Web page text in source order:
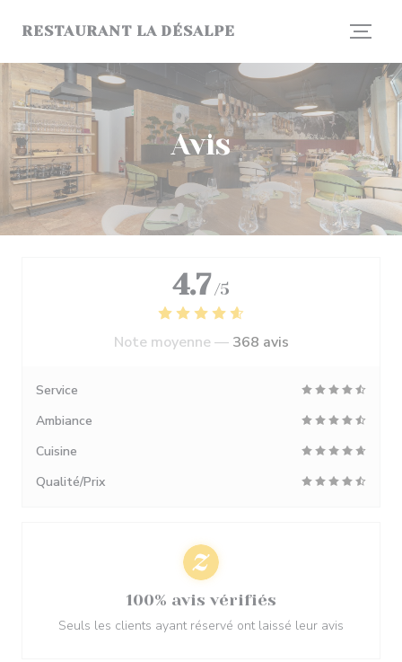
RESTAURANT LA DÉSALPE
Avis
4.7 /5
Note moyenne — 368 avis
Service
Ambiance
Cuisine
Qualité/Prix
100% avis vérifiés
Seuls les clients ayant réservé ont laissé leur avis